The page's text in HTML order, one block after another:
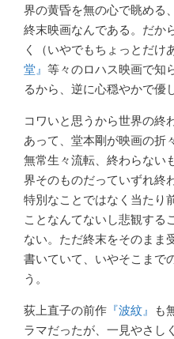
界の黄昏を無の心で眺める、
終末映画なんである。だか
く（いやでもちょっとだけ
堂』 等々のロハス映画で知
るから、逆に心穏やかで優
コワいと思うから世界の終
あって、堂本剛が映画の折
無常生々流転、終わらない
界そのものだっていずれ終
特別なことではなく当たり
ことなんてないし悲観する
ない。ただ終末をそのまま
書いていて、いやそこまで
う。
荻上直子の前作 『波紋』 も
ラマだったが、一見やさし